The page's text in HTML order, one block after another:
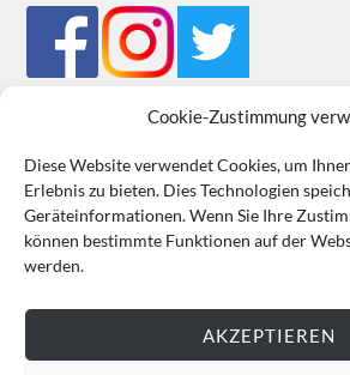
Cookie-Zustimmung
Diese Website verwendet Cookies, um
Erlebnis zu bieten. Dies Technologien
Geräteinformationen. Wenn Sie Ihre
können bestimmte Funktionen auf der
werden.
AKZEPTIEREN
Mein Bestellkonto
Cookie-Richtlinie (EU) Impressum
VERTRAG WIDERRUFEN